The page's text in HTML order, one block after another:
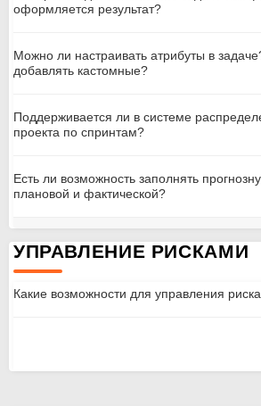
оформляется результат?
Можно ли настраивать атрибуты в
добавлять кастомные?
Поддерживается ли в системе
проекта по спринтам?
Есть ли возможность заполнять
плановой и фактической?
УПРАВЛЕНИЕ РИСКАМИ
Какие возможности для управления